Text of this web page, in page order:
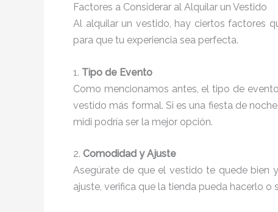
Factores a Considerar al Alquilar un Vestido
Al alquilar un vestido, hay ciertos factores
para que tu experiencia sea perfecta.
1. Tipo de Evento
Como mencionamos antes, el tipo de
vestido más formal. Si es una fiesta de
midi podría ser la mejor opción.
2. Comodidad y Ajuste
Asegúrate de que el vestido te quede bien
ajuste, verifica que la tienda pueda hacerlo